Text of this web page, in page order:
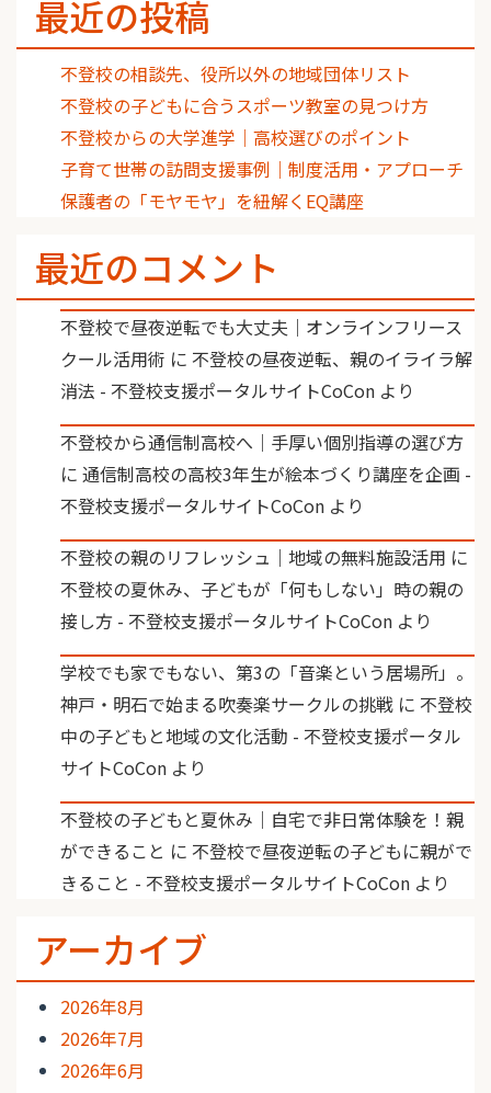
最近の投稿
不登校の相談先、役所以外の地域団体リスト
不登校の子どもに合うスポーツ教室の見つけ方
不登校からの大学進学｜高校選びのポイント
子育て世帯の訪問支援事例｜制度活用・アプローチ
保護者の「モヤモヤ」を紐解くEQ講座
最近のコメント
不登校で昼夜逆転でも大丈夫｜オンラインフリース
クール活用術 に 不登校の昼夜逆転、親のイライラ解
消法 - 不登校支援ポータルサイトCoCon より
不登校から通信制高校へ｜手厚い個別指導の選び方
に 通信制高校の高校3年生が絵本づくり講座を企画 -
不登校支援ポータルサイトCoCon より
不登校の親のリフレッシュ｜地域の無料施設活用 に
不登校の夏休み、子どもが「何もしない」時の親の
接し方 - 不登校支援ポータルサイトCoCon より
学校でも家でもない、第3の「音楽という居場所」。
神戸・明石で始まる吹奏楽サークルの挑戦 に 不登校
中の子どもと地域の文化活動 - 不登校支援ポータル
サイトCoCon より
不登校の子どもと夏休み｜自宅で非日常体験を！親
ができること に 不登校で昼夜逆転の子どもに親がで
きること - 不登校支援ポータルサイトCoCon より
アーカイブ
2026年8月
2026年7月
2026年6月